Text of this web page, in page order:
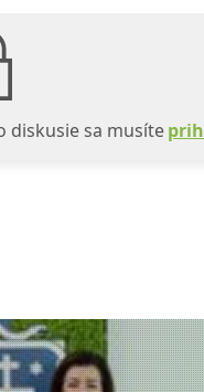
diskusie sa musíte